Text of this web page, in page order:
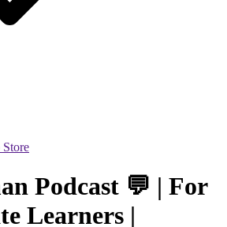
Podcast 💬 | For
Learners |